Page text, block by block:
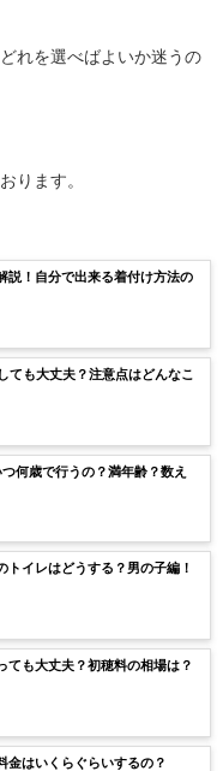
れを選べばよいか迷うの
ります。
説！自分で出来る着付け方法の
ても大丈夫？注意点はどんなこ
何歳で行うの？満年齢？数え
トイレはどうする？男の子編！
ても大丈夫？初穂料の相場は？
金はいくらぐらいするの？